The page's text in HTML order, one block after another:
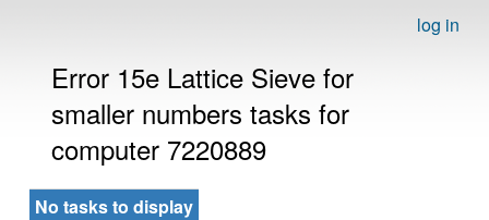
log in
Error 15e Lattice Sieve for
smaller numbers tasks for
computer 7220889
No tasks to display